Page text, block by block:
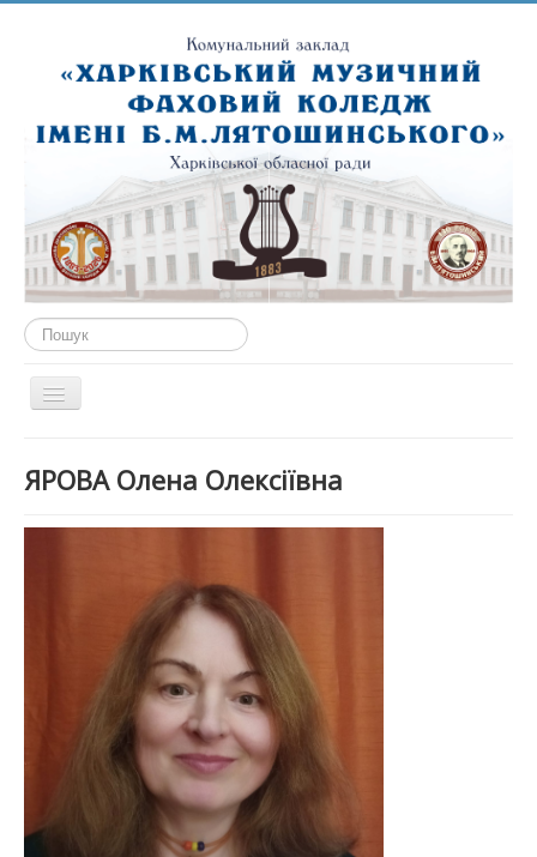
Пошук...
Перемикач
ПРО НАС
ПУБЛІЧНА ІНФОРМАЦІЯ
СТУДЕНТУ
КАБІНЕТ МЕТОДИСТА
НАВЧАЛЬНО-ВИХОВНА РОБОТА
МИСТЕЦЬКІ ПРОЄКТИ
БІБЛІОТЕКА, ФОНОТЕКА
МИСТЕЦЬКА ШКОЛА ПРИ ХМФК
ЯРОВА Олена Олексіївна